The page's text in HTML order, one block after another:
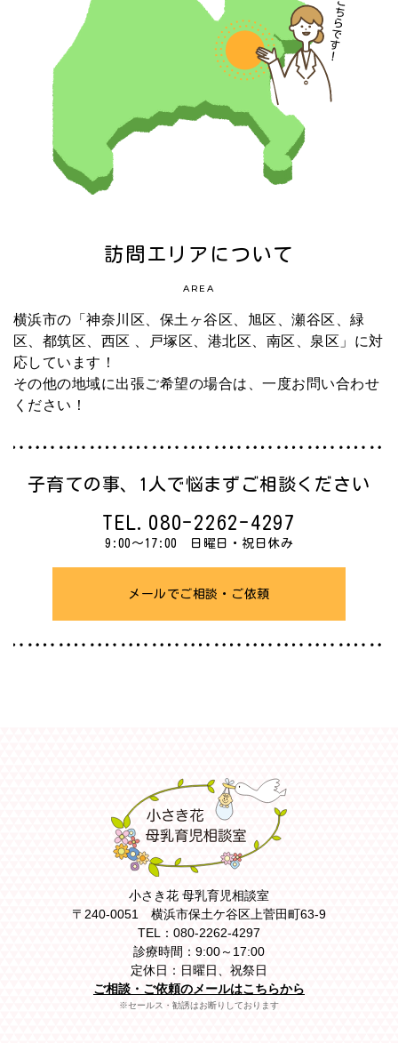
訪問エリアについて
AREA
横浜市の「神奈川区、保土ヶ谷区、旭区、瀬谷区、緑
区、都筑区、西区 、戸塚区、港北区、南区、泉区」に対
応しています！
その他の地域に出張ご希望の場合は、一度お問い合わせ
ください！
子育ての事、 1人で悩まずご相談ください
TEL. 080-2262-4297
9:00～17:00 日曜日・祝日休み
メールでご相談・ご依頼
小さき花 母乳育児相談室
〒240-0051 横浜市保土ケ谷区上菅田町63-9
TEL：080-2262-4297
診療時間：9:00～17:00
定休日：日曜日、祝祭日
ご相談・ご依頼のメールはこちらから
※セールス・勧誘はお断りしております